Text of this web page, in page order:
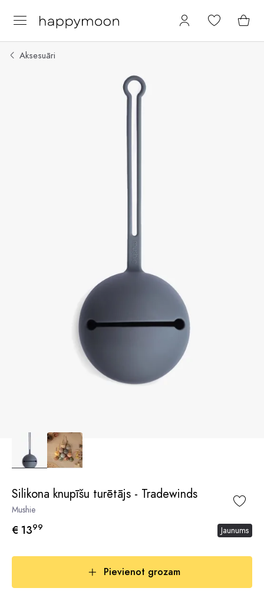
Aksesuāri
Silikona knupīšu turētājs - Tradewinds
Mushie
€ 1399 Jaunums
Pievienot grozam